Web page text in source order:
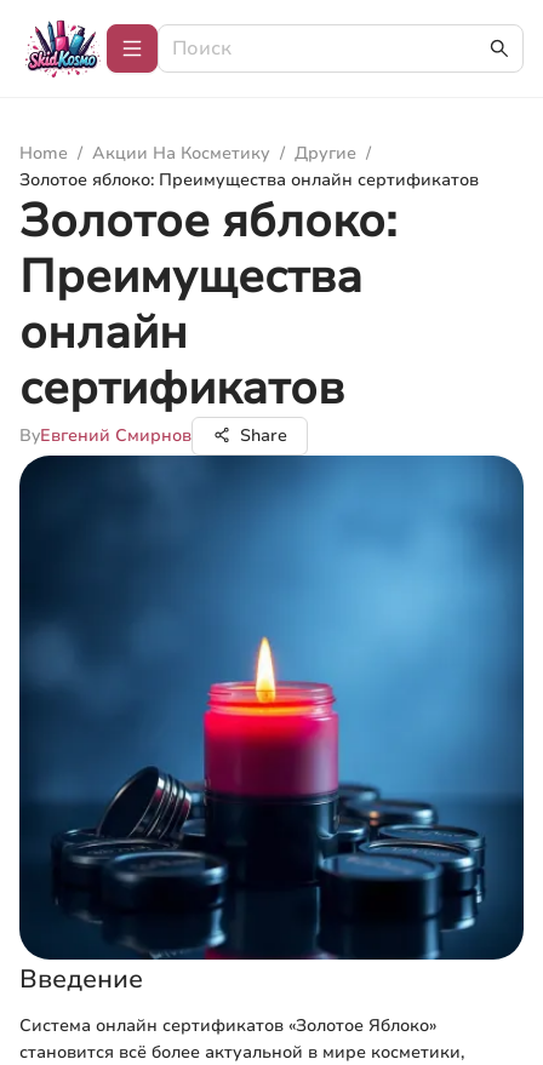
Home / Акции На Косметику / Другие /
Золотое яблоко: Преимущества онлайн сертификатов
Золотое яблоко:
Преимущества
онлайн
сертификатов
ByЕвгений Смирнов Share
Введение
Система онлайн сертификатов «Золотое Яблоко»
становится всё более актуальной в мире косметики,